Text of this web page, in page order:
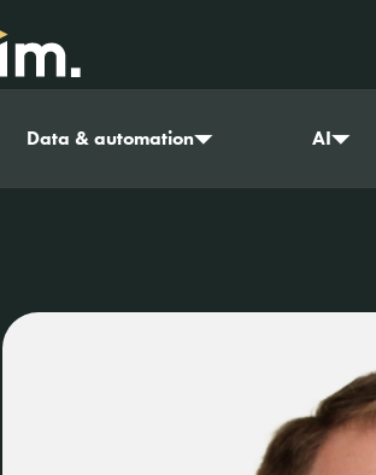
Data & automation AI